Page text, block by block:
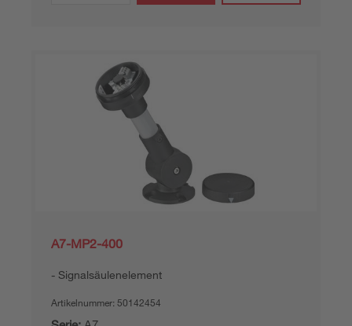
A7-MP2-400
Signalsäulenelement
Artikelnummer: 50142454